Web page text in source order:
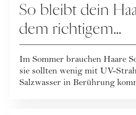
So bleibt dein
dem richtigem
Sonnenschutz
Im Sommer brauchen Haare
sie sollten wenig mit UV-
Salzwasser in Berührung